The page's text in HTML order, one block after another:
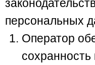
персональных
Оператор